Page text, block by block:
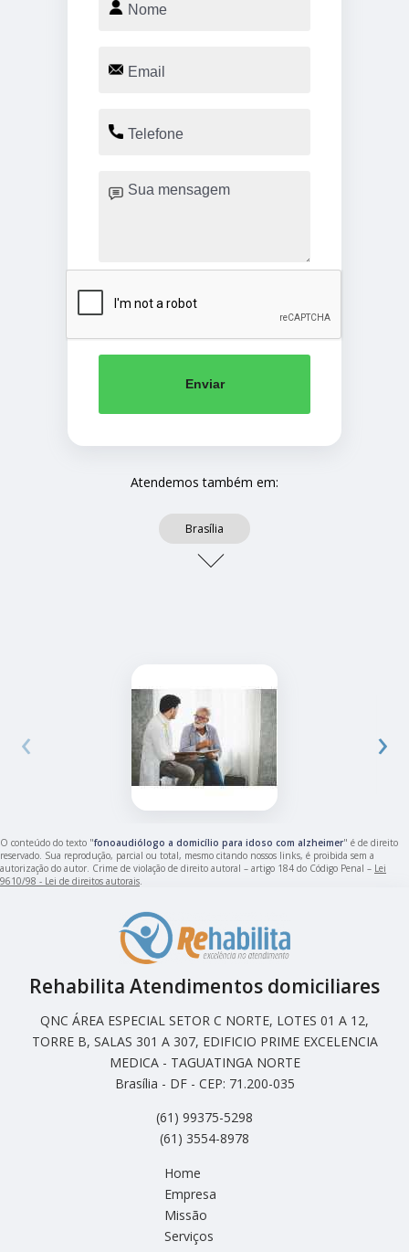
Enviar
Atendemos também em:
Brasília
‹ ›
O conteúdo do texto "fonoaudiólogo a domicílio para idoso com alzheimer" é de direito
reservado. Sua reprodução, parcial ou total, mesmo citando nossos links, é proibida sem a
autorização do autor. Crime de violação de direito autoral – artigo 184 do Código Penal – Lei
9610/98 - Lei de direitos autorais
Rehabilita Atendimentos domiciliares
QNC ÁREA ESPECIAL SETOR C NORTE, LOTES 01 A 12,
TORRE B, SALAS 301 A 307, EDIFICIO PRIME EXCELENCIA
MEDICA - TAGUATINGA NORTE
Brasília - DF - CEP: 71.200-035
(61) 99375-5298
(61) 3554-8978
Home
Empresa
Missão
Serviços